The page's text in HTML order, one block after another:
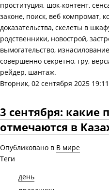
проституция, шок-контент,
законе, поиск, веб компромат,
доказательства, скелеты в
родственники, новострой,
вымогательство,
совершенно секретно, гру,
рейдер, шантаж.
Вторник, 02 сентября 2025 19:11
3 сентября: какие
отмечаются в
Опубликовано в В мире
Теги
день